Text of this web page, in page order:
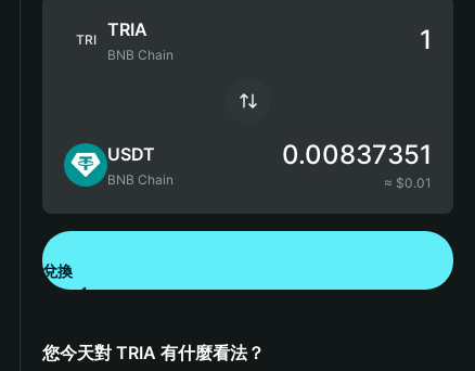
TRI TRIA
BNB Chain
USDT
BNB Chain
0.00837351
≈ $0.01
兌換
您今天對 TRIA 有什麼看法？